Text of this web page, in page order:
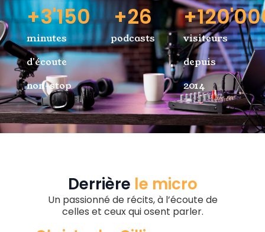
minutes
d'écoute
non-stop
+3'150
podcasts
+26
visiteurs
depuis
2014
+
Derrière le micro
Un passionné de récits, à l’écoute de
celles et ceux qui osent parler.